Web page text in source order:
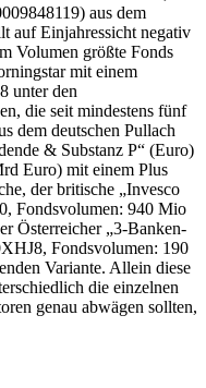
aus dem
auf Einjahressicht negativ
Volumen größte Fonds
mit einem
unter den
die seit mindestens fünf
dem deutschen Pullach
& Substanz P“ (Euro)
Euro) mit einem Plus
der britische „Invesco
Fondsvolumen: 940 Mio
Österreicher „3-Banken-
Fondsvolumen: 190
Variante. Allein diese
die einzelnen
genau abwägen sollten,